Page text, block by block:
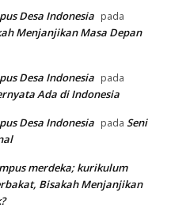
Desa Indonesia pada
Menjanjikan Masa Depan
Desa Indonesia pada
Ada di Indonesia
Desa Indonesia pada Seni
merdeka; kurikulum
Bisakah Menjanjikan